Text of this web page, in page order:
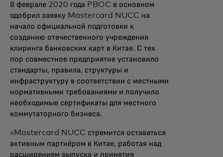
В феврале 2020 года PBOC в основном
одобрил заявку Mastercard NUCC на
начало официальной подготовки к
созданию отечественного учреждения
клиринга банковских карт в Китае. С тех
пор совместное предприятие установило
стандарты, правила, структуры и
инфраструктуру в соответствии с местными
нормативными требованиями и получило
необходимые сертификаты для местного
коммутаторного бизнеса.
«Mastercard NUCC стремится оставаться
активным партнёром в Китае, работая над
расширением выпуска и принятия